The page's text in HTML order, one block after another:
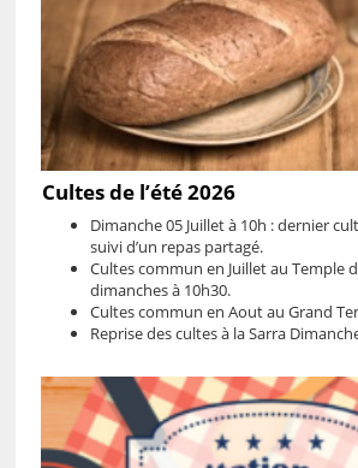
Cultes de l’été 2026
Dimanche 05 Juillet à 10h : dernier
suivi d’un repas partagé.
Cultes commun en Juillet au Temple
dimanches à 10h30.
Cultes commun en Aout au Grand
Reprise des cultes à la Sarra